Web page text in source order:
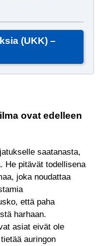
(UKK) –
ovat edelleen
saatanasta,
He pitävät todellisena
joka noudattaa
että paha
harhaan.
asiat eivät ole
auringon